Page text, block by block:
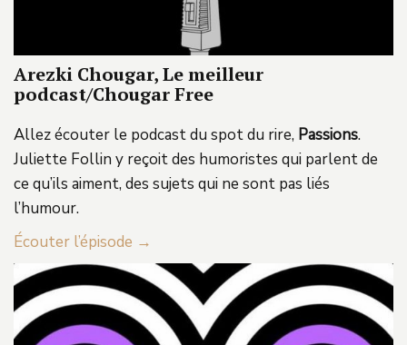
Arezki Chougar, Le meilleur
podcast/Chougar Free
Allez écouter le podcast du spot du rire, Passions.
Juliette Follin y reçoit des humoristes qui parlent de
ce qu’ils aiment, des sujets qui ne sont pas liés
l’humour.
Écouter l’épisode →